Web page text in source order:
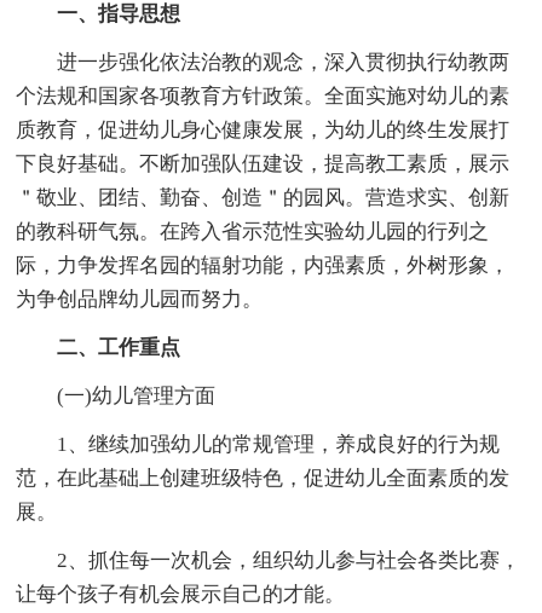
一、指导思想
进一步强化依法治教的观念，深入贯彻执行幼教两
个法规和国家各项教育方针政策。全面实施对幼儿的素
质教育，促进幼儿身心健康发展，为幼儿的终生发展打
下良好基础。不断加强队伍建设，提高教工素质，展示
＂敬业、团结、勤奋、创造＂的园风。营造求实、创新
的教科研气氛。在跨入省示范性实验幼儿园的行列之
际，力争发挥名园的辐射功能，内强素质，外树形象，
为争创品牌幼儿园而努力。
二、工作重点
(一)幼儿管理方面
1、继续加强幼儿的常规管理，养成良好的行为规
范，在此基础上创建班级特色，促进幼儿全面素质的发
展。
2、抓住每一次机会，组织幼儿参与社会各类比赛，
让每个孩子有机会展示自己的才能。